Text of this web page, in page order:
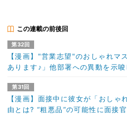
この連載の前後回
第32回
【漫画】"営業志望"のおしゃれマ
あります♪」他部署への異動を示
第31回
【漫画】面接中に彼女が「おしゃ
由とは? “粗悪品”の可能性に面接